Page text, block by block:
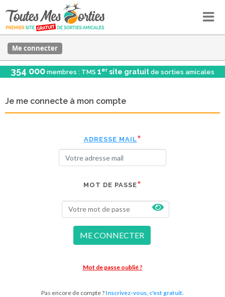
Me connecter
354 000 membres : TMS 1er site gratuit de sorties amicales
Je me connecte à mon compte
ADRESSE MAIL
MOT DE PASSE
ME CONNECTER
Mot de passe oublié ?
Pas encore de compte ? Inscrivez-vous, c'est gratuit.